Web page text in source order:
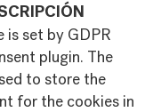
is set by GDPR
plugin. The
to store the
for the cookies in